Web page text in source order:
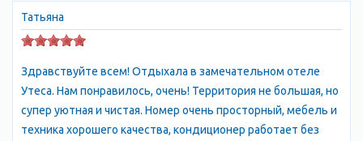
на свежем воздухе. Он расположен в центре поселка Утес и
является самым крупным и красивым парком на южном
растительность и прекрасные цветочные клумбы.
Пляжи Утеса предлагают кристально чистую воду и
множество возможностей для активного отдыха и
Татьяна
Здравствуйте всем! Отдыхала в замечательном отеле
Утеса. Нам понравилось, очень! Территория не большая, но
супер уютная и чистая. Номер очень просторный, мебель и
техника хорошего качества, кондиционер работает без